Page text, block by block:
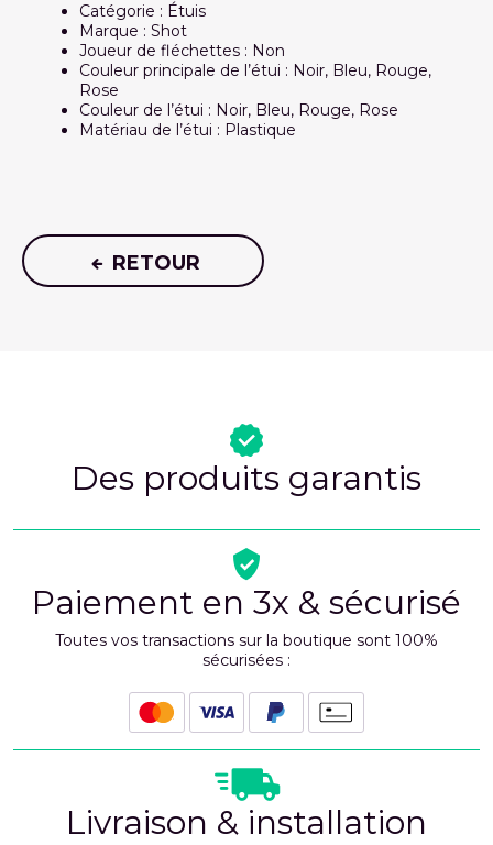
Catégorie : Étuis
Marque : Shot
Joueur de fléchettes : Non
Couleur principale de l’étui : Noir, Bleu, Rouge,
Rose
Couleur de l’étui : Noir, Bleu, Rouge, Rose
Matériau de l’étui : Plastique
RETOUR
Des produits garantis
Paiement en 3x & sécurisé
Toutes vos transactions sur la boutique sont 100%
sécurisées :
Livraison & installation